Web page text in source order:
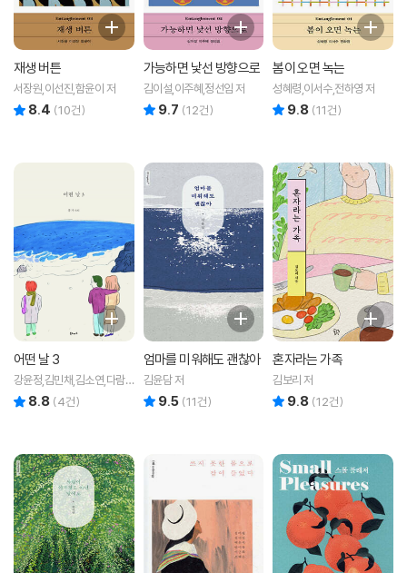
재생 버튼
서장원,이선진,함윤이 저
8.4 (10건)
가능하면 낯선 방향으로
김이설,이주혜,정선임 저
9.7 (12건)
봄이 오면 녹는
성혜령,이서수,전하영 저
9.8 (11건)
어떤 날 3
강윤정,김민채,김소연,다람,
박세연,박연준,서상희,요조,
위서현,이우성,장연정,최상
8.8 (4건)
엄마를 미워해도 괜찮아
김윤담 저
9.5 (11건)
혼자라는 가족
김보리 저
9.8 (12건)